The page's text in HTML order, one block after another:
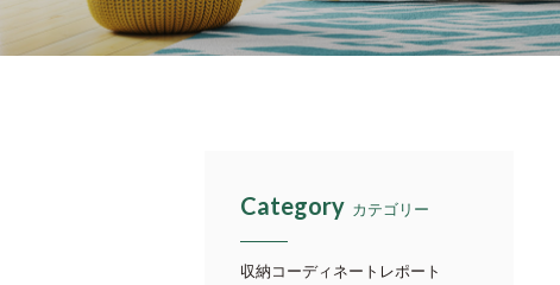
Category カテゴリー
収納コーディネートレポート